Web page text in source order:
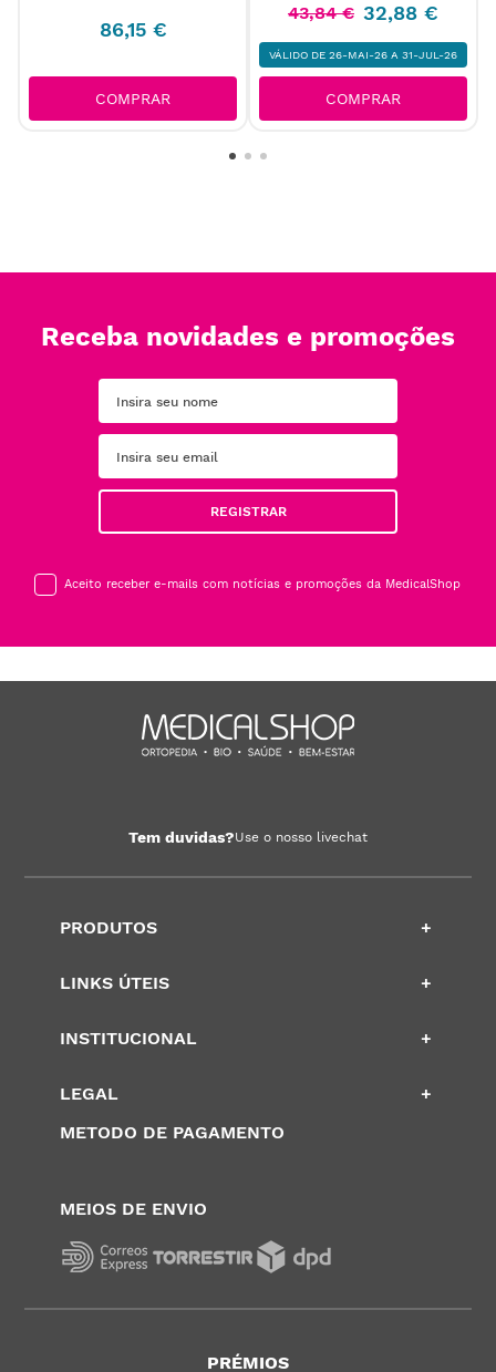
86,15 €
COMPRAR
43,84 € 32,88 €
VÁLIDO DE 26-MAI-26 A 31-JUL-26
COMPRAR
Receba novidades e promoções
REGISTRAR
Aceito receber e-mails com notícias e promoções da MedicalShop
Tem duvidas?Use o nosso livechat
PRODUTOS +
LINKS ÚTEIS +
INSTITUCIONAL +
LEGAL
+
METODO DE PAGAMENTO
MEIOS DE ENVIO
PRÉMIOS